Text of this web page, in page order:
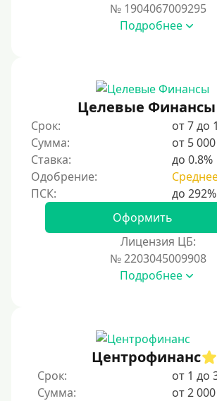
Карты банков и платежные
Мастеркард
Через Юнистрим (Unistream)
На Вебмани
ВТБ
Виза (Visa)
Тинькофф
На карту Кукуруза
Моментум (Momentum)
Через систему Контакт (Contact)
Золотая Корона
№ 1904067009295
Подробнее
Целевые Финансы
Срок:
от 7 до
Сумма:
от 5
Ставка:
до 0.8%
Одобрение:
Оформить
Лицензия ЦБ:
№ 2203045009908
Подробнее
Центрофинанс
Срок:
от 1 до
Сумма:
от 2